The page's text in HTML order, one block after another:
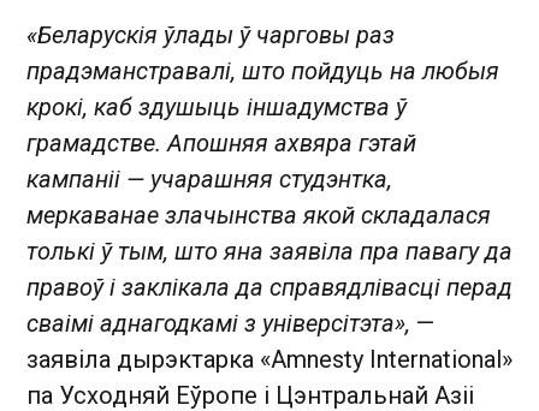
«Беларускія ўлады ў чарговы раз
прадэманстравалі, што пойдуць на любыя
крокі, каб здушыць іншадумства ў
грамадстве. Апошняя ахвяра гэтай
кампаніі — учарашняя студэнтка,
меркаванае злачынства якой складалася
толькі ў тым, што яна заявіла пра павагу да
правоў і заклікала да справядлівасці перад
сваімі аднагодкамі з універсітэта», —
заявіла дырэктарка «Amnesty International»
па Усходняй Еўропе і Цэнтральнай Азіі